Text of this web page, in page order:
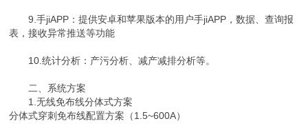
9.手jiAPP：提供安卓和苹果版本的用户手jiAPP，数据、查询报
表，接收异常推送等功能
10.统计分析：产污分析、减产减排分析等。
二、系统方案
1.无线免布线分体式方案
分体式穿刺免布线配置方案（1.5~600A）